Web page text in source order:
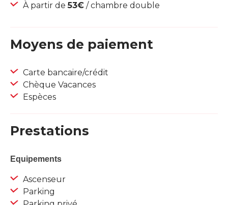
À partir de53€ / chambre double
Moyens de paiement
Carte bancaire/crédit
Chèque Vacances
Espèces
Prestations
Equipements
Ascenseur
Parking